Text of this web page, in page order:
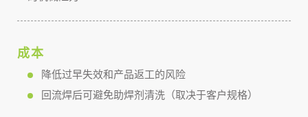
成本
降低过早失效和产品返工的风险
回流焊后可避免助焊剂清洗（取决于客户规格）